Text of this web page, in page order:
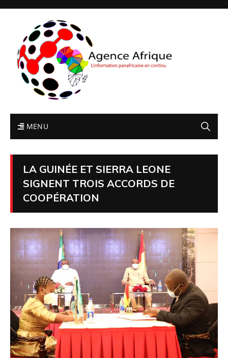
MENU
LA GUINÉE ET SIERRA LEONE
SIGNENT TROIS ACCORDS DE
COOPÉRATION